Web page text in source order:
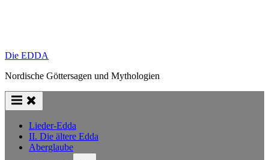
Die EDDA
Nordische Göttersagen und Mythologien
Lieder-Edda
II. Die ältere Edda
Aberglaube